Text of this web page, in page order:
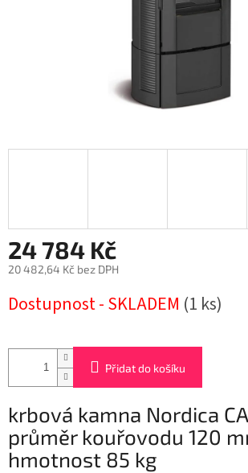
24 784 Kč
20 482,64 Kč bez DPH
cena:
Dostupnost - SKLADEM (1 ks)
Přidat do košíku
krbová kamna Nordica
průměr kouřovodu 120
hmotnost 85 kg